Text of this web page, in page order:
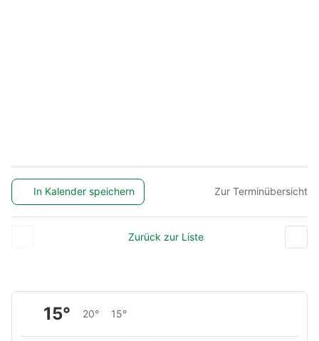
In Kalender speichern Zur Terminübersicht
Zurück zur Liste
15° 20° 15°